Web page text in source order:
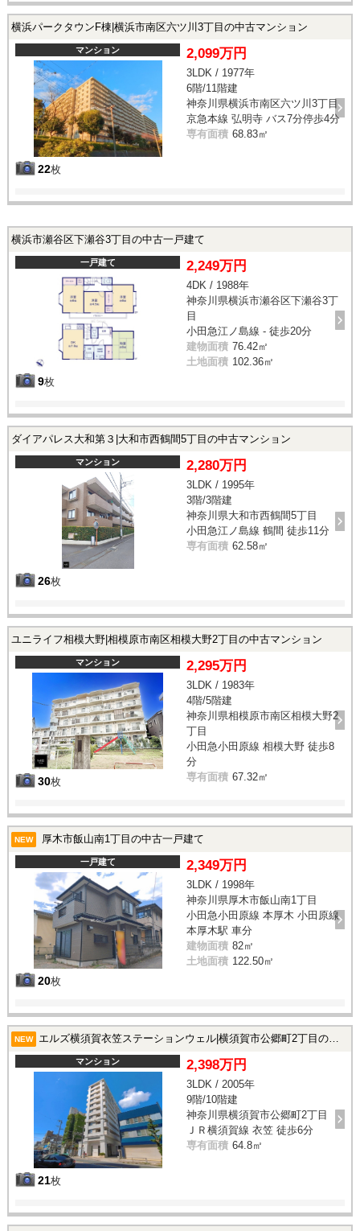
横浜パークタウンF棟|横浜市南区六ツ川3丁目の中古マンション
マンション
22枚
2,099万円
3LDK / 1977年
6階/11階建
神奈川県横浜市南区六ツ川3丁目
京急本線 弘明寺 バス7分停歩4分
専有面積 68.83㎡
横浜市瀬谷区下瀬谷3丁目の中古一戸建て
一戸建て
9枚
2,249万円
4DK / 1988年
神奈川県横浜市瀬谷区下瀬谷3丁
目
小田急江ノ島線 - 徒歩20分
建物面積 76.42㎡
土地面積 102.36㎡
ダイアパレス大和第３|大和市西鶴間5丁目の中古マンション
マンション
26枚
2,280万円
3LDK / 1995年
3階/3階建
神奈川県大和市西鶴間5丁目
小田急江ノ島線 鶴間 徒歩11分
専有面積 62.58㎡
ユニライフ相模大野|相模原市南区相模大野2丁目の中古マンション
マンション
30枚
2,295万円
3LDK / 1983年
4階/5階建
神奈川県相模原市南区相模大野2
丁目
小田急小田原線 相模大野 徒歩8
分
専有面積 67.32㎡
NEW 厚木市飯山南1丁目の中古一戸建て
一戸建て
20枚
2,349万円
3LDK / 1998年
神奈川県厚木市飯山南1丁目
小田急小田原線 本厚木 小田原線
本厚木駅 車分
建物面積 82㎡
土地面積 122.50㎡
NEW エルズ横須賀衣笠ステーションウェル|横須賀市公郷町2丁目の中古マンション
マンション
21枚
2,398万円
3LDK / 2005年
9階/10階建
神奈川県横須賀市公郷町2丁目
ＪＲ横須賀線 衣笠 徒歩6分
専有面積 64.8㎡